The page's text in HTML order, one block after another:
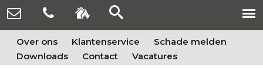
Over ons Klantenservice
Schade melden
Downloads
Contact Vacatures